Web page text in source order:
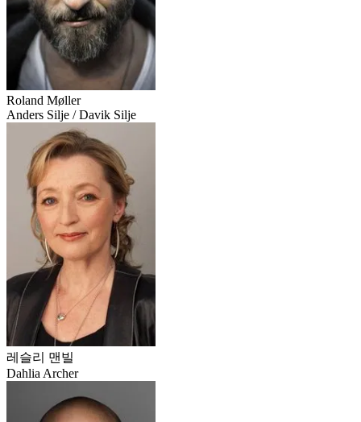
Roland Møller
Anders Silje / Davik Silje
레슬리 맨빌
Dahlia Archer